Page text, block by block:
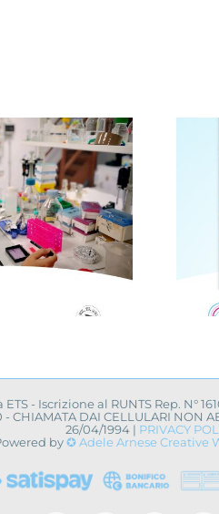
dalla ricerca
convegno
a Napoli
al RUNTS Rep. N°
CHIAMATA DAI CELLULARI NON
26/04/1994 | PRIVACY
by✪ Adele Arnese Creative